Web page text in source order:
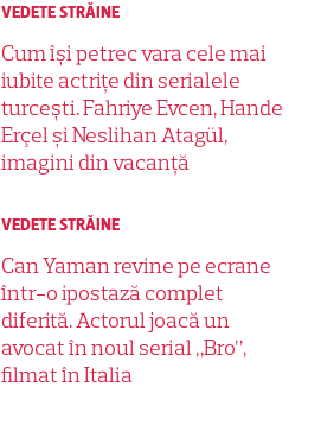
VEDETE STRĂINE
Cum își petrec vara cele mai
iubite actrițe din serialele
turcești. Fahriye Evcen, Hande
Erçel și Neslihan Atagül,
imagini din vacanță
VEDETE STRĂINE
Can Yaman revine pe ecrane
într-o ipostază complet
diferită. Actorul joacă un
avocat în noul serial „Bro”,
filmat în Italia